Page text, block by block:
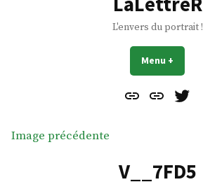
L'envers du portrait !
Menu +
Contact
À
Mes
Image précédente
V__7FD5